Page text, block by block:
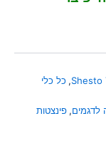
Shesto
, כל כלי
לדגמים, פינצטות